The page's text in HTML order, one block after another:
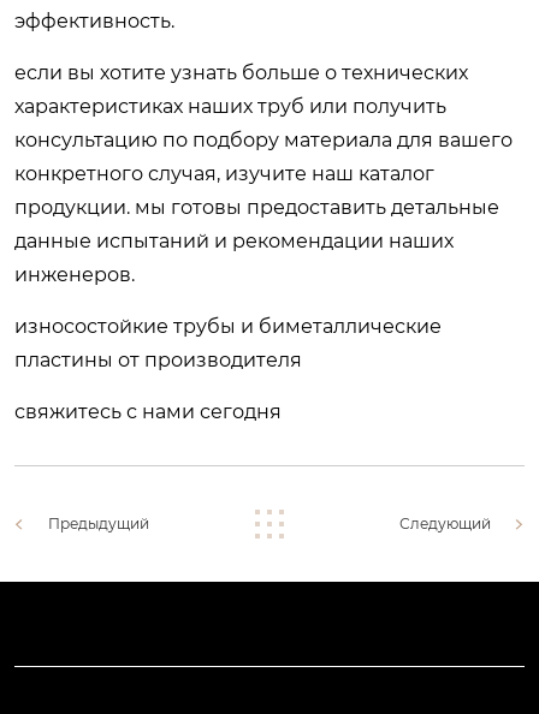
эффективность.
если вы хотите узнать больше о технических
характеристиках наших труб или получить
консультацию по подбору материала для вашего
конкретного случая, изучите наш каталог
продукции. мы готовы предоставить детальные
данные испытаний и рекомендации наших
инженеров.
износостойкие трубы и биметаллические
пластины от производителя
свяжитесь с нами сегодня
Предыдущий Следующий